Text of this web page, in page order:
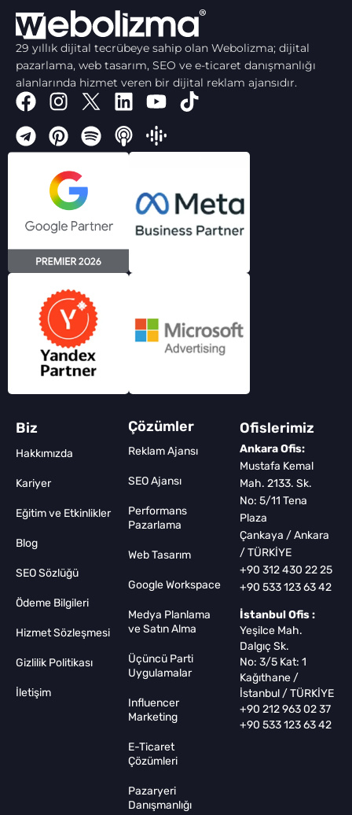
29 yıllık dijital tecrübeye sahip olan Webolizma; dijital
pazarlama, web tasarım, SEO ve e-ticaret danışmanlığı
alanlarında hizmet veren bir dijital reklam ajansıdır.
Biz
Hakkımızda
Kariyer
Eğitim ve Etkinlikler
Blog
SEO Sözlüğü
Ödeme Bilgileri
Hizmet Sözleşmesi
Gizlilik Politikası
İletişim
Çözümler
Reklam Ajansı
SEO Ajansı
Performans
Pazarlama
Web Tasarım
Google Workspace
Medya Planlama
ve Satın Alma
Üçüncü Parti
Uygulamalar
Influencer
Marketing
E-Ticaret
Çözümleri
Pazaryeri
Danışmanlığı
Ofislerimiz
Ankara Ofis:
Mustafa Kemal
Mah. 2133. Sk.
No: 5/11 Tena
Plaza
Çankaya / Ankara
/ TÜRKİYE
+90 312 430 22 25
+90 533 123 63 42
İstanbul Ofis :
Yeşilce Mah.
Dalgıç Sk.
No: 3/5 Kat: 1
Kağıthane /
İstanbul / TÜRKİYE
+90 212 963 02 37
+90 533 123 63 42